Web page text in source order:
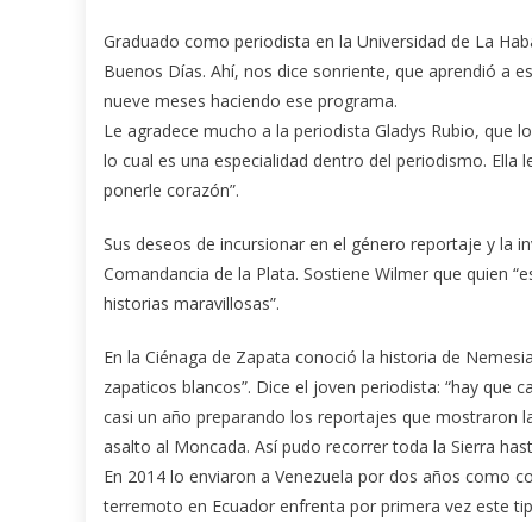
Graduado como periodista en la Universidad de La
Buenos Días. Ahí, nos dice sonriente, que aprendió a
nueve meses haciendo ese programa.
Le agradece mucho a la periodista Gladys Rubio,
lo cual es una especialidad dentro del periodismo. Ella
ponerle corazón”.
Sus deseos de incursionar en el género reportaje y la
Comandancia de la Plata. Sostiene Wilmer que quien
historias maravillosas”.
En la Ciénaga de Zapata conoció la historia de
zapaticos blancos”. Dice el joven periodista: “hay que
casi un año preparando los reportajes que mostraron
asalto al Moncada. Así pudo recorrer toda la Sierra
En 2014 lo enviaron a Venezuela por dos años como
terremoto en Ecuador enfrenta por primera vez este